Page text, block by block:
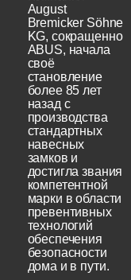
August
Bremicker Söhne
KG, сокращенно
ABUS, начала
своё
становление
более 85 лет
назад с
производства
стандартных
навесных
замков и
достигла звания
компетентной
марки в области
превентивных
технологий
обеспечения
безопасности
дома и в пути.